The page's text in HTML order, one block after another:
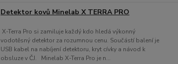
Detektor kovů Minelab X TERRA PRO
X-Terra Pro si zamiluje každý kdo hledá výkonný
vodotěsný detektor za rozumnou cenu. Součástí balení je
USB kabel na nabíjení detektoru, kryt cívky a návod k
obsluze v ČJ. Minelab X-Terra Pro je n...